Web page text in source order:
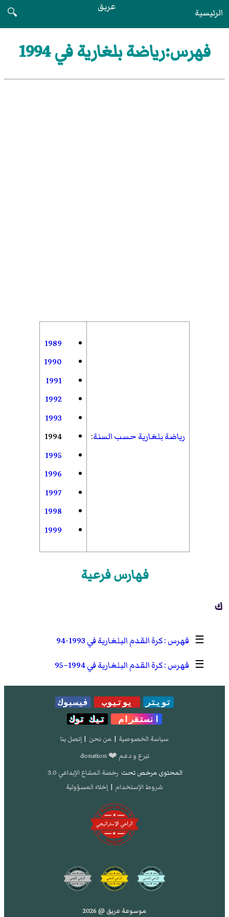
الرئيسية عريق
🔍
فهرس:رياضة بلغارية في 1994
رياضة بلغارية حسب السنة:
1989
1990
1991
1992
1993
1994
1995
1996
1997
1998
1999
فهارس فرعية
ك
☰
كرة القدم البلغارية في 1993-94
☰
كرة القدم البلغارية في 1994–95
تويتر يوتيوب
فيسبوك
انستقرام
تيك توك
سياسة الخصوصية | من نحن | إتصل بنا
تبرع و دعم ❤️ donation
المحتوى مرخص تحت رخصة المشاع الإبداعي 3.0
شروط الإستخدام | إخلاء المسؤولية
موسوعة عريق @ 2026